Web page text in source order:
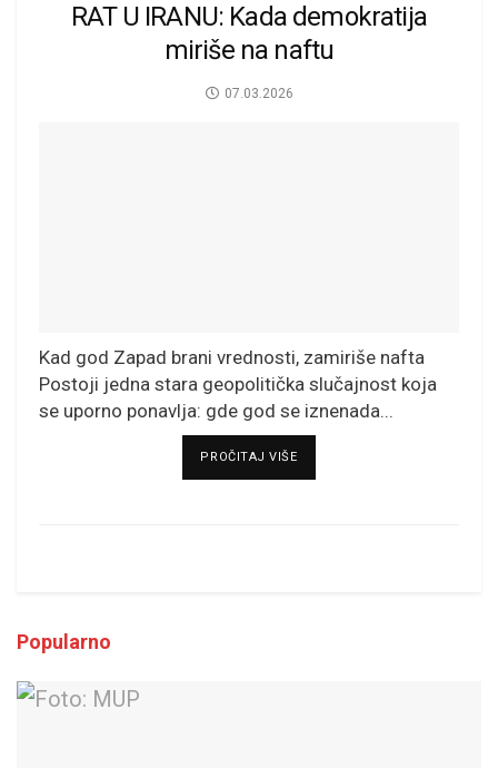
RAT U IRANU: Kada demokratija
miriše na naftu
07.03.2026
Kad god Zapad brani vrednosti, zamiriše nafta
Postoji jedna stara geopolitička slučajnost koja
se uporno ponavlja: gde god se iznenada...
PROČITAJ VIŠEDETAILS
Popularno